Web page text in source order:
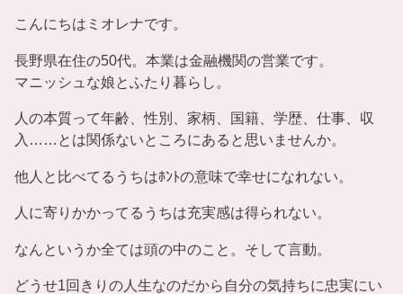
こんにちはミオレナです。
長野県在住の50代。本業は金融機関の営業です。
マニッシュな娘とふたり暮らし。
人の本質って年齢、性別、家柄、国籍、学歴、仕事、収
入……とは関係ないところにあると思いませんか。
他人と比べてるうちはﾎﾝﾄの意味で幸せになれない。
人に寄りかかってるうちは充実感は得られない。
なんというか全ては頭の中のこと。そして言動。
どうせ1回きりの人生なのだから自分の気持ちに忠実にい